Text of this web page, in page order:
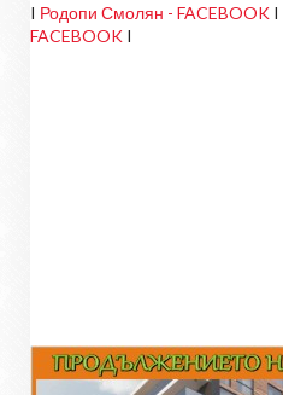
I Родопи Смолян - FACEBOOK I
FACEBOOK I